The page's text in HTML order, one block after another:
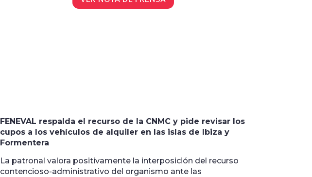
FENEVAL respalda el recurso de la CNMC y pide revisar los
cupos a los vehículos de alquiler en las islas de Ibiza y
Formentera
La patronal valora positivamente la interposición del recurso
contencioso-administrativo del organismo ante las